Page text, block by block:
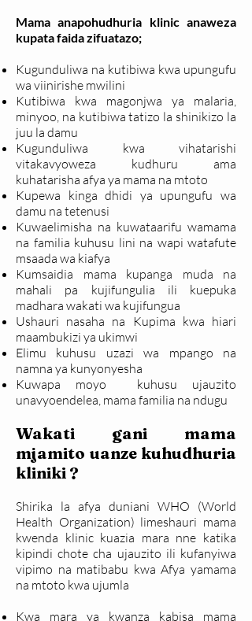
Mama anapohudhuria klinic anaweza
kupata faida zifuatazo;
Kugunduliwa na kutibiwa kwa upungufu
wa viinirishe mwilini
Kutibiwa kwa magonjwa ya malaria,
minyoo, na kutibiwa tatizo la shinikizo la
juu la damu
Kugunduliwa kwa vihatarishi
vitakavyoweza kudhuru ama
kuhatarisha afya ya mama na mtoto
Kupewa kinga dhidi ya upungufu wa
damu na tetenusi
Kuwaelimisha na kuwataarifu wamama
na familia kuhusu lini na wapi watafute
msaada wa kiafya
Kumsaidia mama kupanga muda na
mahali pa kujifungulia ili kuepuka
madhara wakati wa kujifungua
Ushauri nasaha na Kupima kwa hiari
maambukizi ya ukimwi
Elimu kuhusu uzazi wa mpango na
namna ya kunyonyesha
Kuwapa moyo kuhusu ujauzito
unavyoendelea, mama familia na ndugu
Wakati gani mama
mjamito uanze kuhudhuria
kliniki ?
Shirika la afya duniani WHO (World
Health Organization) limeshauri mama
kwenda klinic kuazia mara nne katika
kipindi chote cha ujauzito ili kufanyiwa
vipimo na matibabu kwa Afya yamama
na mtoto kwa ujumla
Kwa mara ya kwanza kabisa mama